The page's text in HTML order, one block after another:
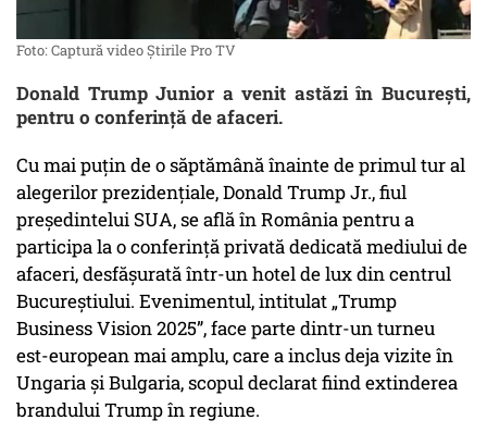
Foto: Captură video Știrile Pro TV
Donald Trump Junior a venit astăzi în București,
pentru o conferință de afaceri.
Cu mai puțin de o săptămână înainte de primul tur al
alegerilor prezidențiale, Donald Trump Jr., fiul
președintelui SUA, se află în România pentru a
participa la o conferință privată dedicată mediului de
afaceri, desfășurată într-un hotel de lux din centrul
Bucureștiului. Evenimentul, intitulat „Trump
Business Vision 2025”, face parte dintr-un turneu
est-european mai amplu, care a inclus deja vizite în
Ungaria și Bulgaria, scopul declarat fiind extinderea
brandului Trump în regiune.